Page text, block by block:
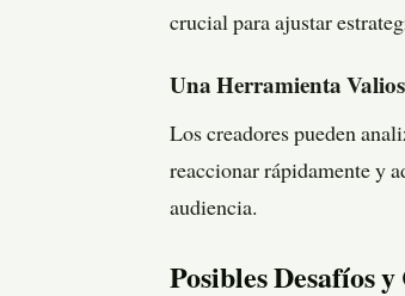
crucial para ajustar
Una Herramienta
Los creadores pueden
reaccionar rápidamente y
audiencia.
Posibles Desafíos